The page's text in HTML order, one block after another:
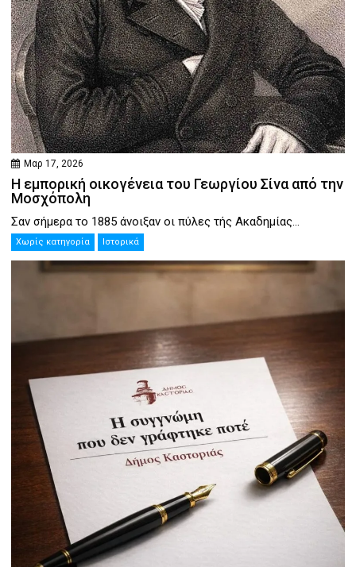
Μαρ 17, 2026
Η εμπορική οικογένεια του Γεωργίου Σίνα από την
Μοσχόπολη
Σαν σήμερα το 1885 άνοιξαν οι πύλες τής Ακαδημίας...
Χωρίς κατηγορία Ιστορικά